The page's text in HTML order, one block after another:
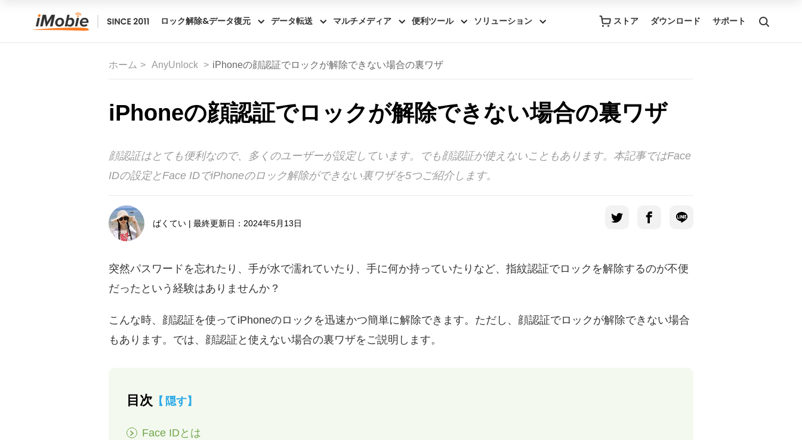
ストア ダウンロード サポート
ロック解除&データ復元 データ転送 マルチメディア 便利ツール ソリューション
ホーム AnyUnlock iPhoneの顔認証でロックが解除できない場合の裏ワザ
iPhoneの顔認証でロックが解除できない場合の裏ワザ
顔認証はとても便利なので、多くのユーザーが設定しています。でも顔認証が使えないこともあります。本記事ではFace
IDの設定とFace IDでiPhoneのロック解除ができない裏ワザを5つご紹介します。
ばくてい | 最終更新日：2024年5月13日
突然パスワードを忘れたり、手が水で濡れていたり、手に何か持っていたりなど、指紋認証でロックを解除するのが不便
だったという経験はありませんか？
こんな時、顔認証を使ってiPhoneのロックを迅速かつ簡単に解除できます。ただし、顔認証でロックが解除できない場合
もあります。では、顔認証と使えない場合の裏ワザをご説明します。
目次 隠す
Face IDとは